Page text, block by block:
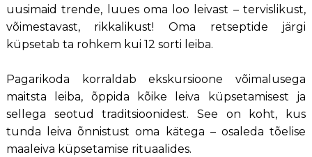
uusimaid trende, luues oma loo leivast – tervislikust,
võimestavast, rikkalikust! Oma retseptide järgi
küpsetab ta rohkem kui 12 sorti leiba.
Pagarikoda korraldab ekskursioone võimalusega
maitsta leiba, õppida kõike leiva küpsetamisest ja
sellega seotud traditsioonidest. See on koht, kus
tunda leiva õnnistust oma kätega – osaleda tõelise
maaleiva küpsetamise rituaalides.